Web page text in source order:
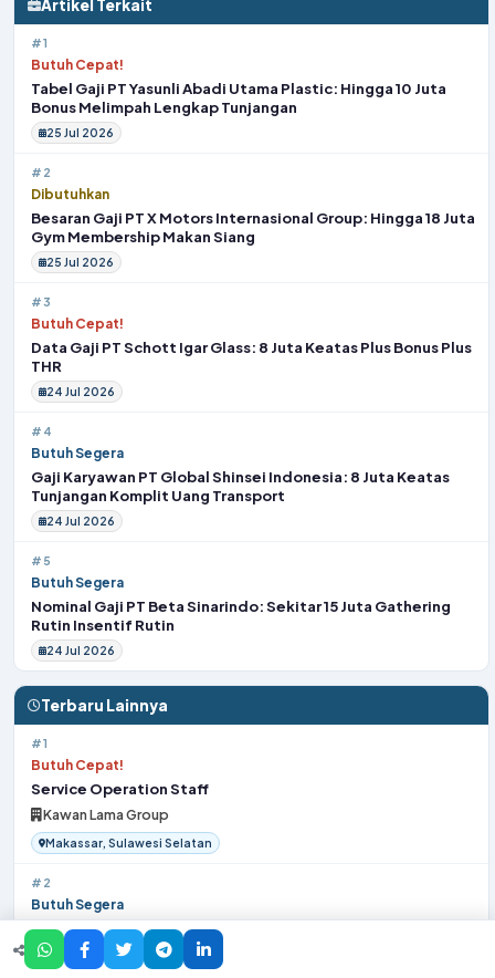
Artikel Terkait
#1
Butuh Cepat!
Tabel Gaji PT Yasunli Abadi Utama Plastic: Hingga 10 Juta
Bonus Melimpah Lengkap Tunjangan
25 Jul 2026
#2
Dibutuhkan
Besaran Gaji PT X Motors Internasional Group: Hingga 18 Juta
Gym Membership Makan Siang
25 Jul 2026
#3
Butuh Cepat!
Data Gaji PT Schott Igar Glass: 8 Juta Keatas Plus Bonus Plus
THR
24 Jul 2026
#4
Butuh Segera
Gaji Karyawan PT Global Shinsei Indonesia: 8 Juta Keatas
Tunjangan Komplit Uang Transport
24 Jul 2026
#5
Butuh Segera
Nominal Gaji PT Beta Sinarindo: Sekitar 15 Juta Gathering
Rutin Insentif Rutin
24 Jul 2026
Terbaru Lainnya
#1
Butuh Cepat!
Service Operation Staff
Kawan Lama Group
Makassar, Sulawesi Selatan
#2
Butuh Segera
Sales TO
PT. Guna Coalindo